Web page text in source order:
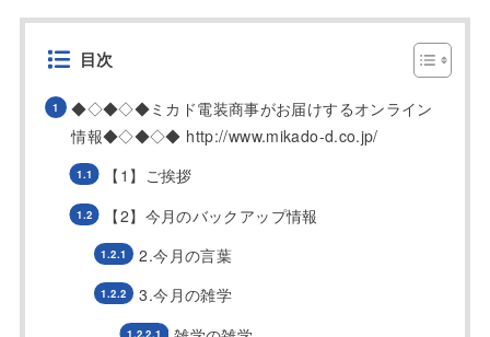
目次
◆◇◆◇◆ミカド電装商事がお届けするオンライン
情報◆◇◆◇◆ http://www.mikado-d.co.jp/
【1】ご挨拶
【2】今月のバックアップ情報
2.今月の言葉
3.今月の雑学